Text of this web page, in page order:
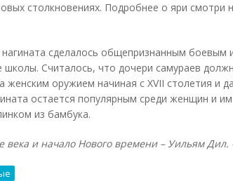
столкновениях. Подробнее о яри смотри
сделалось общепризнанным боевым
школы. Считалось, что дочери самураев
женским оружием начиная с XVII столетия и
остается популярным среди женщин и
из бамбука.
и начало Нового времени – Уильям Дил.